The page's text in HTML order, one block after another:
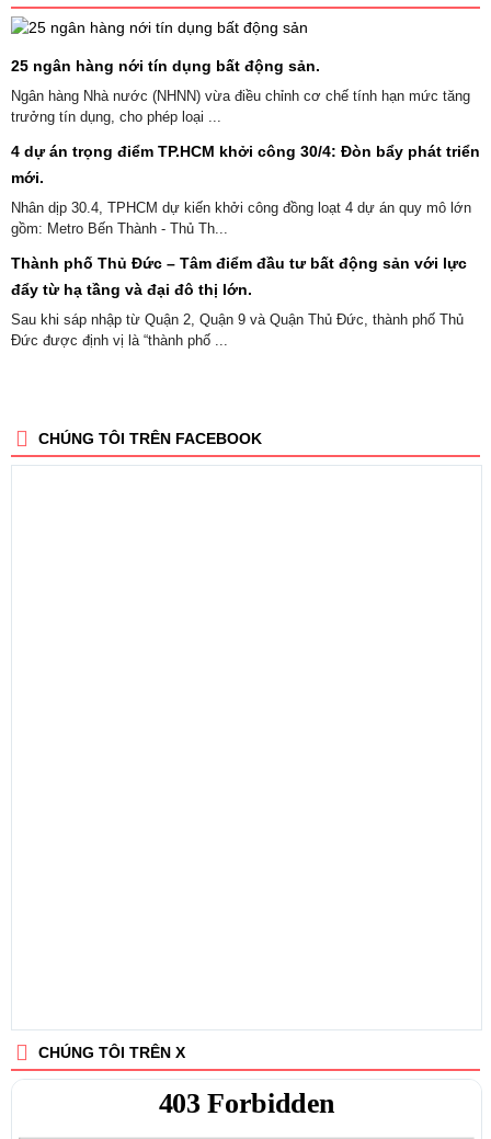
25 ngân hàng nới tín dụng bất động sản.
Ngân hàng Nhà nước (NHNN) vừa điều chỉnh cơ chế tính hạn mức tăng
trưởng tín dụng, cho phép loại ...
4 dự án trọng điểm TP.HCM khởi công 30/4: Đòn bẩy phát triển
mới.
Nhân dịp 30.4, TPHCM dự kiến khởi công đồng loạt 4 dự án quy mô lớn
gồm: Metro Bến Thành - Thủ Th...
Thành phố Thủ Đức – Tâm điểm đầu tư bất động sản với lực
đẩy từ hạ tầng và đại đô thị lớn.
Sau khi sáp nhập từ Quận 2, Quận 9 và Quận Thủ Đức, thành phố Thủ
Đức được định vị là “thành phố ...
CHÚNG TÔI TRÊN FACEBOOK
CHÚNG TÔI TRÊN X